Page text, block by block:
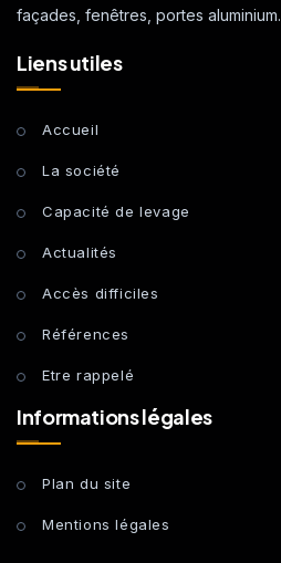
façades, fenêtres, portes aluminium.
Liens utiles
Accueil
La société
Capacité de levage
Actualités
Accès difficiles
Références
Etre rappelé
Informations légales
Plan du site
Mentions légales